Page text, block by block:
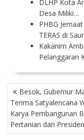
DLHP Kota
Desa Miliki…
PHBG
TERAS di
Kakanim
Pelanggaran
P
O
S
T
N
Besok, Gubernur
Terima Satyalencana
Karya Pembangunan
Pertanian dari